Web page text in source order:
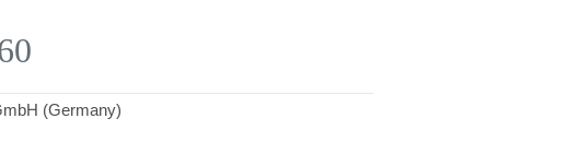
(Germany)